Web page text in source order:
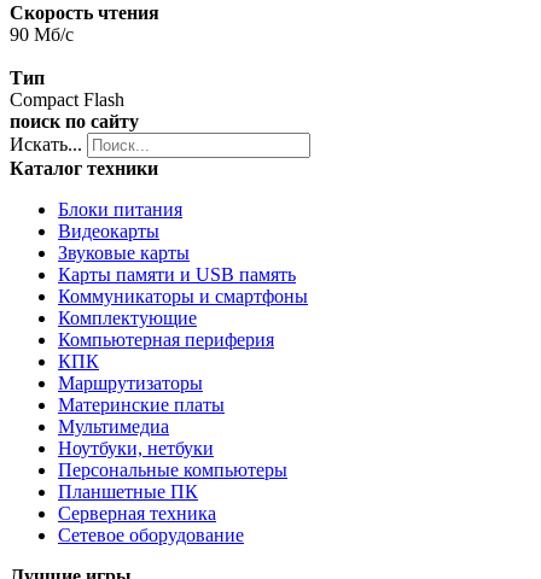
Скорость чтения
90 Мб/с
Тип
Compact Flash
поиск по сайту
Искать...
Каталог техники
Блоки питания
Видеокарты
Звуковые карты
Карты памяти и USB память
Коммуникаторы и смартфоны
Комплектующие
Компьютерная периферия
КПК
Маршрутизаторы
Материнские платы
Мультимедиа
Ноутбуки, нетбуки
Персональные компьютеры
Планшетные ПК
Серверная техника
Сетевое оборудование